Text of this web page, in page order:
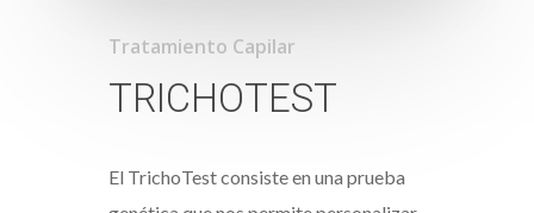
Tratamiento Capilar
TRICHOTEST
El TrichoTest consiste en una prueba